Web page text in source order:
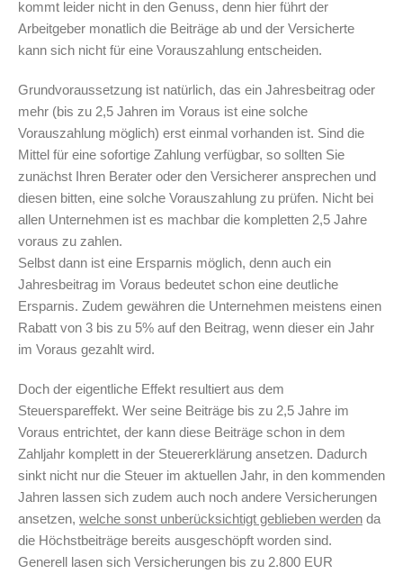
kommt leider nicht in den Genuss, denn hier führt der
Arbeitgeber monatlich die Beiträge ab und der Versicherte
kann sich nicht für eine Vorauszahlung entscheiden.
Grundvoraussetzung ist natürlich, das ein Jahresbeitrag oder
mehr (bis zu 2,5 Jahren im Voraus ist eine solche
Vorauszahlung möglich) erst einmal vorhanden ist. Sind die
Mittel für eine sofortige Zahlung verfügbar, so sollten Sie
zunächst Ihren Berater oder den Versicherer ansprechen und
diesen bitten, eine solche Vorauszahlung zu prüfen. Nicht bei
allen Unternehmen ist es machbar die kompletten 2,5 Jahre
voraus zu zahlen.
Selbst dann ist eine Ersparnis möglich, denn auch ein
Jahresbeitrag im Voraus bedeutet schon eine deutliche
Ersparnis. Zudem gewähren die Unternehmen meistens einen
Rabatt von 3 bis zu 5% auf den Beitrag, wenn dieser ein Jahr
im Voraus gezahlt wird.
Doch der eigentliche Effekt resultiert aus dem
Steuerspareffekt. Wer seine Beiträge bis zu 2,5 Jahre im
Voraus entrichtet, der kann diese Beiträge schon in dem
Zahljahr komplett in der Steuererklärung ansetzen. Dadurch
sinkt nicht nur die Steuer im aktuellen Jahr, in den kommenden
Jahren lassen sich zudem auch noch andere Versicherungen
ansetzen, welche sonst unberücksichtigt geblieben werden da
die Höchstbeiträge bereits ausgeschöpft worden sind.
Generell lasen sich Versicherungen bis zu 2.800 EUR